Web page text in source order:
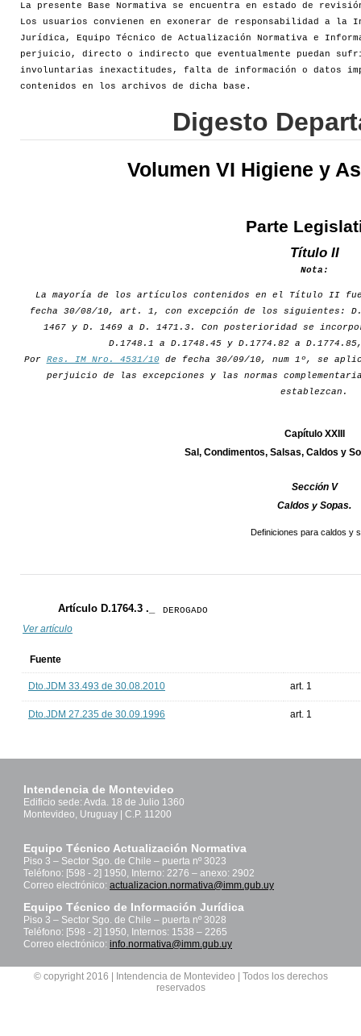
La presente Base Normativa se encuentra en estado de
Los usuarios convienen en exonerar de responsabilidad a la
Jurídica, Equipo Técnico de Actualización Normativa e
perjuicio, directo o indirecto que eventualmente puedan
involuntarias inexactitudes, falta de información o datos
contenidos en los archivos de dicha base.
Digesto
Volumen VI Higiene y
Parte
Título II
Nota:
La mayoría de los artículos contenidos en el Título II
fecha 30/08/10, art. 1, con excepción de los siguientes:
1467 y D. 1469 a D. 1471.3. Con posterioridad se
D.1748.1 a D.1748.45 y D.1774.82 a
Por Res. IM Nro. 4531/10de fecha 30/09/10, num 1º, se
perjuicio de las excepciones y las normas
establezcan.
Capítulo XXIII
Sal, Condimentos, Salsas, Caldos y
Sección V
Caldos y Sopas.
Definiciones para caldos y
Artículo D.1764.3 ._ DEROGADO
Ver artículo
Fuente
Dto.JDM 33.493 de 30.08.2010 art. 1
Dto.JDM 27.235 de 30.09.1996 art. 1
Intendencia de Montevideo
Edificio sede: Avda. 18 de Julio 1360
Montevideo, Uruguay | C.P. 11200
Equipo Técnico Actualización Normativa
Piso 3 – Sector Sgo. de Chile – puerta nº 3023
Teléfono: [598 - 2] 1950, Interno: 2276 – anexo: 2902
Correo electrónico: actualizacion.normativa@imm.gub.uy
Equipo Técnico de Información Jurídica
Piso 3 – Sector Sgo. de Chile – puerta nº 3028
Teléfono: [598 - 2] 1950, Internos: 1538 – 2265
Correo electrónico: info.normativa@imm.gub.uy
© copyright 2016 | Intendencia de Montevideo | Todos los derechos
reservados